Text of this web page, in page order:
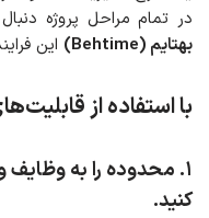
در تمام مراحل پروژه
بهتایم (Behtime)
این
با استفاده از
۱. محدوده را به
کنید.